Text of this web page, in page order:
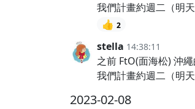
我們計畫約週二（明
👍 2
stella 14:38:11
之前 FtO(面海松) 沖
我們計畫約週二（明
2023-02-08